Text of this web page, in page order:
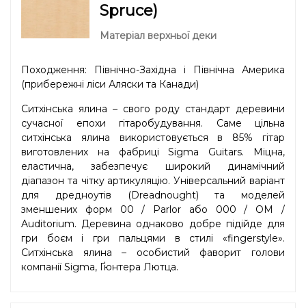
Spruce)
Матеріал верхньої деки
Походження: Північно-Західна і Північна Америка
(прибережні ліси Аляски та Канади)
Ситхінська ялина – свого роду стандарт деревини
сучасної епохи гітаробудування. Саме цільна
ситхінська ялина використовується в 85% гітар
виготовлених на фабриці Sigma Guitars. Міцна,
еластична, забезпечує широкий динамічний
діапазон та чітку артикуляцію. Універсальний варіант
для дредноутів (Dreadnought) та моделей
зменшених форм 00 / Parlor або 000 / OM /
Auditorium. Деревина однаково добре підійде для
гри боєм і гри пальцями в стилі «fingerstyle».
Ситхінська ялина – особистий фаворит голови
компанії Sigma, Ґюнтера Лютца.